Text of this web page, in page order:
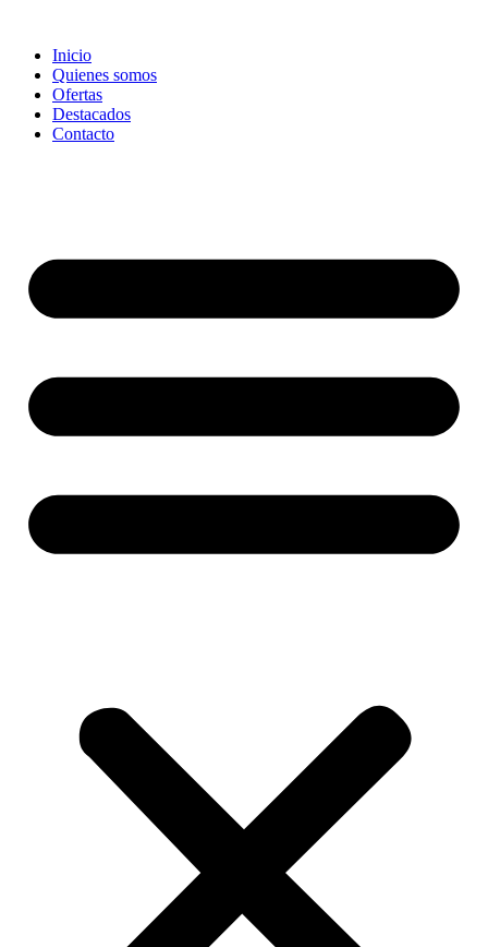
contenido
Inicio
Quienes somos
Ofertas
Destacados
Contacto